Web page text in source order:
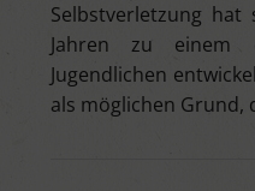
Selbstverletzung
Jahren zu einem
Jugendlichen
als möglichen Grund,